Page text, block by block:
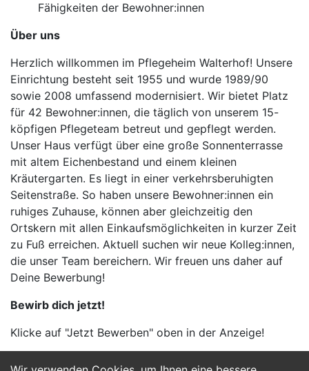
Fähigkeiten der Bewohner:innen
Über uns
Herzlich willkommen im Pflegeheim Walterhof! Unsere
Einrichtung besteht seit 1955 und wurde 1989/90
sowie 2008 umfassend modernisiert. Wir bietet Platz
für 42 Bewohner:innen, die täglich von unserem 15-
köpfigen Pflegeteam betreut und gepflegt werden.
Unser Haus verfügt über eine große Sonnenterrasse
mit altem Eichenbestand und einem kleinen
Kräutergarten. Es liegt in einer verkehrsberuhigten
Seitenstraße. So haben unsere Bewohner:innen ein
ruhiges Zuhause, können aber gleichzeitig den
Ortskern mit allen Einkaufsmöglichkeiten in kurzer Zeit
zu Fuß erreichen. Aktuell suchen wir neue Kolleg:innen,
die unser Team bereichern. Wir freuen uns daher auf
Deine Bewerbung!
Bewirb dich jetzt!
Klicke auf "Jetzt Bewerben" oben in der Anzeige!